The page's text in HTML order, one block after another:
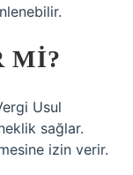
MI?
Usul
sağlar.
izin verir.